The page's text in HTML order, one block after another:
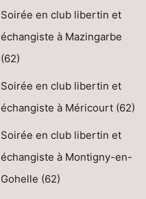
Soirée en club libertin et
échangiste à Mazingarbe
(62)
Soirée en club libertin et
échangiste à Méricourt (62)
Soirée en club libertin et
échangiste à Montigny-en-
Gohelle (62)